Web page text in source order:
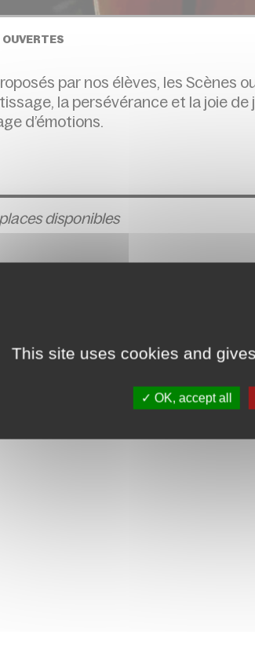
par nos élèves, les Scènes
la persévérance et la joie de
d’émotions.
disponibles
This site uses cookies and
OK, accept all